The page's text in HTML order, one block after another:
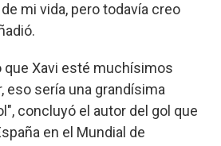
mi vida, pero todavía creo
que Xavi esté muchísimos
eso sería una grandísima
concluyó el autor del gol que
en el Mundial de